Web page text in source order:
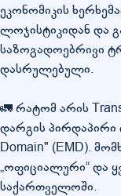
ეკონომიკის
ლოჯისტიკიდან და
საზოგადოებრივი
დასრულებული.
🚛 რატომ არის
დარგის პირდაპირი
Domain" (EMD).
„ოფიციალური“ და
საქართველოში.